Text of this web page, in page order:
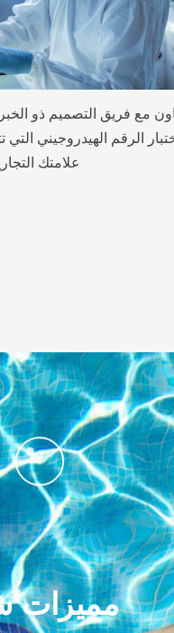
مع فريق التصميم ذو
الرقم الهيدروجيني التي
علامتك
مميزات